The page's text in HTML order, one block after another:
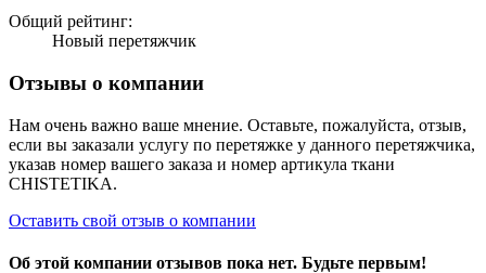
Общий рейтинг:
Новый перетяжчик
Отзывы о компании
Нам очень важно ваше мнение. Оставьте, пожалуйста, отзыв,
если вы заказали услугу по перетяжке у данного перетяжчика,
указав номер вашего заказа и номер артикула ткани
CHISTETIKA.
Оставить свой отзыв о компании
Об этой компании отзывов пока нет. Будьте первым!